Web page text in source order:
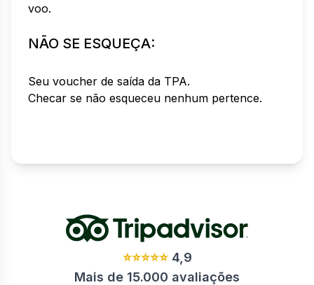
voo.
NÃO SE ESQUEÇA:
Seu voucher ​de saída ​da TPA.
Checar se não esqueceu nenhum pertence.
⭐⭐⭐⭐⭐4,9
Mais de 15.000 avaliações